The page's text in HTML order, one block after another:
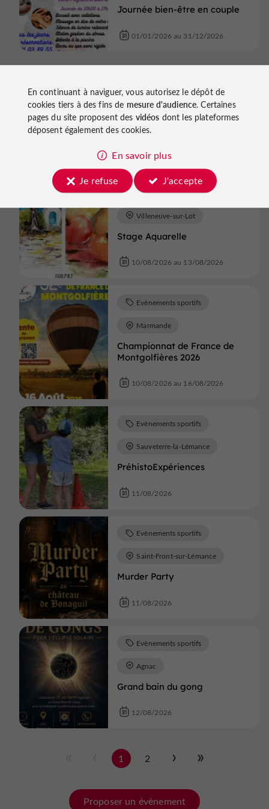
Journée bien-être en couple
01/01/2026 au 31/12/2026
Descente en rappel
Saint-Front-sur-Lémance
10/08/2026
Stage Aquarelle
Evènements sportifs
Villeneuve-sur-Lot
10/08/2026 au 13/08/2026
Championnat de France de
Montgolfières 2026
Evènements sportifs
Marmande
10/08/2026 au 16/08/2026
PréhistoExpériences
Evènements sportifs
Sauveterre-la-Lémance
11/08/2026
Murder Party
Evènements sportifs
Saint-Front-sur-Lémance
11/08/2026
Grand bain du gong
Evènements sportifs
Agnac
12/08/2026
1 2
Proposer un évènement
En continuant à naviguer, vous autorisez le dépôt de
cookies tiers à des fins de mesure d'audience. Certaines
pages du site proposent des vidéos dont les plateformes
déposent également des cookies.
En savoir plus
Je refuse
J'accepte